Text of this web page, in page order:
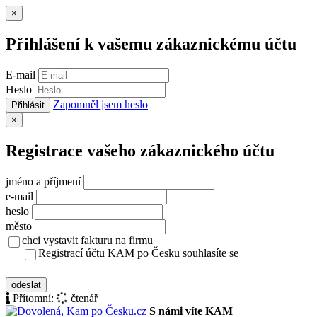
×
Přihlášení k vašemu zákaznickému účtu
E-mail
Heslo
Přihlásit Zapomněl jsem heslo
×
Registrace vašeho zákaznického účtu
jméno a příjmení
e-mail
heslo
město
chci vystavit fakturu na firmu
Registrací účtu KAM po Česku souhlasíte se
odeslat
Přítomní:
čtenář
S námi víte KAM